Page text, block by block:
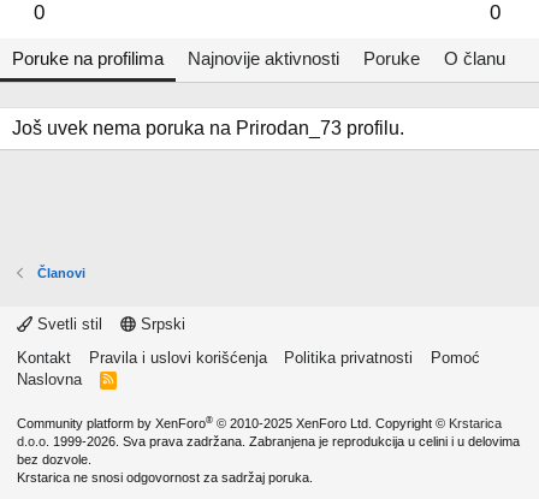
0 0
Poruke na profilima Najnovije aktivnosti Poruke O članu
Još uvek nema poruka na Prirodan_73 profilu.
Članovi
Svetli stil
Srpski
Kontakt
Pravila i uslovi korišćenja Politika privatnosti
Pomoć
Naslovna
R
Community platform by XenForo® © 2010-2025 XenForo Ltd. Copyright © Krstarica
d.o.o. 1999-2026. Sva prava zadržana. Zabranjena je reprodukcija u celini i u delovima
bez dozvole.
Krstarica ne snosi odgovornost za sadržaj poruka.